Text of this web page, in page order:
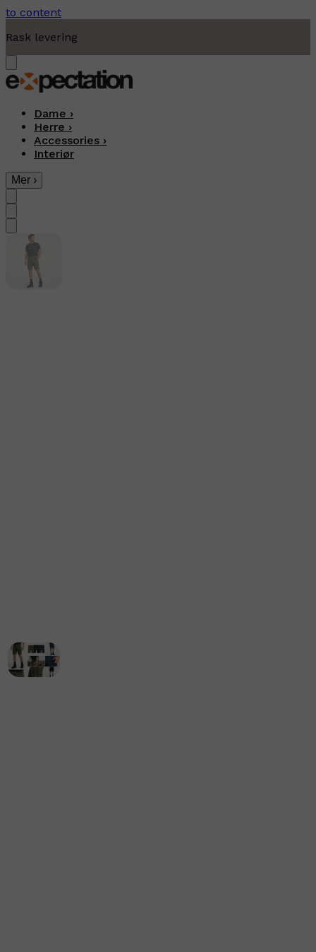
to content
Moderne fritidsklær
Dame ›
Herre ›
Accessories ›
Interiør
Mer ›